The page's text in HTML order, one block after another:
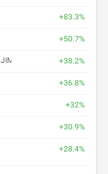
+83.3%
+50.7%
JIMOTHY +38.2%
+36.8%
+32%
+30.9%
+28.4%